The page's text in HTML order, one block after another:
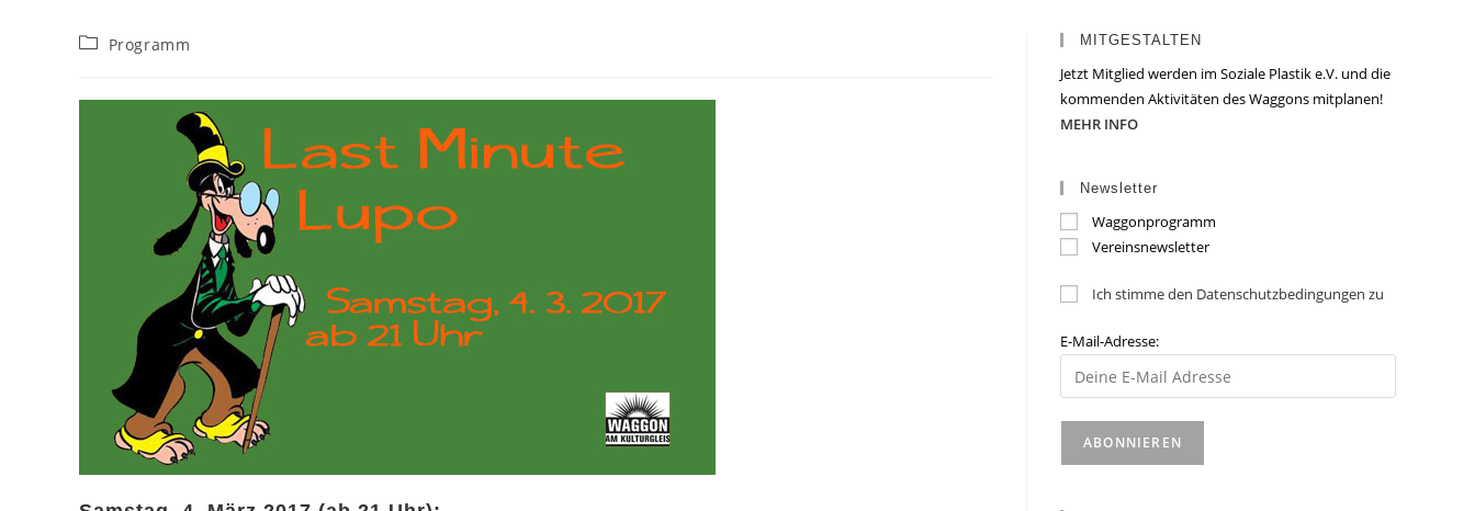
Beitrags-
Programm MITGESTALTEN
Jetzt Mitglied werden im Soziale Plastik e.V. und die
kommenden Aktivitäten des Waggons mitplanen!
MEHR INFO
Newsletter
Waggonprogramm
Vereinsnewsletter
Ich stimme den Datenschutzbedingungen zu
E-Mail-Adresse: